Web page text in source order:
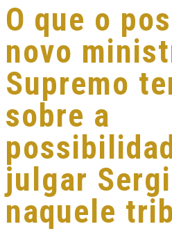
O que o
novo
Supremo
sobre a
julgar
naquele